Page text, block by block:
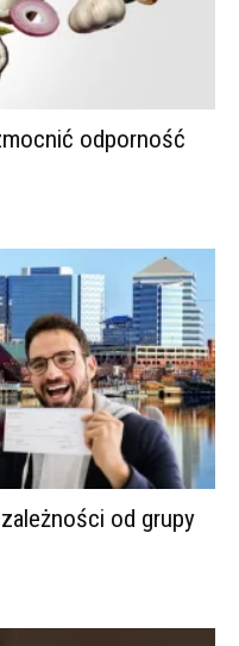
odporność
od grupy